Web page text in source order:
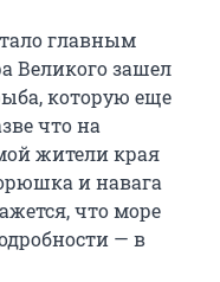
главным
Великого зашел
которую еще
что на
жители края
и навага
что море
— в